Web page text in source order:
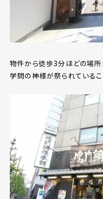
物件から徒歩3分ほどの場所
学問の神様が祭られているこ